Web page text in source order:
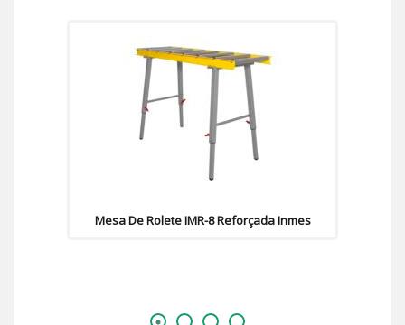
Mesa De Rolete IMR-8 Reforçada Inmes